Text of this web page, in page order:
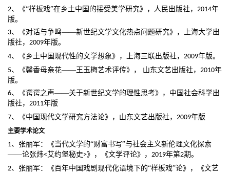
2、《“样板戏”在乡土中国的接受美学研究》，人民出版社， 2014年
版。
3、《对话与争鸣——新世纪文学文化热点问题研究》，上海大学出
版社， 2009年版。
4、《乡土中国现代性的文学想象》，上海三联出版社， 2009年版。
5、《馨香母亲花——王玉梅艺术评传》， 山东文艺出版社， 2010年
版。
6、《谔谔之声——关于新世纪文学的理性思考》，中国社会科学出
版社， 2011年版
7、《中国现代文学研究方法论》，山东文艺出版社， 2009年版
主要学术论文
1、张丽军：《当代文学的“财富书写”与社会主义新伦理文化探索
——论张炜<艾约堡秘史>》，《文学评论》， 2019年第2期。
2、张丽军：《百年中国戏剧现代化语境下的“样板戏”论》，《文艺